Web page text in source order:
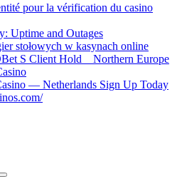
pour la vérification du casino
Uptime and Outages
stołowych w kasynach online
S Client Hold _ Northern Europe
— Netherlands Sign Up Today